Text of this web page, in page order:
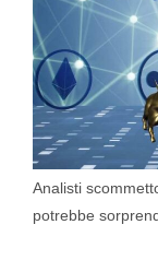
Analisti
potrebbe